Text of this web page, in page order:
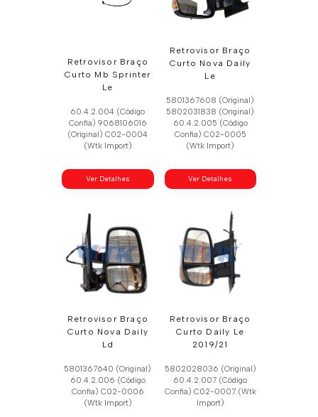
Retrovisor Braço
Curto Mb Sprinter
Le
60.4.2.004 (Código
Confia) 9068106016
(Original) C02-0004
(Wtk Import)
Ver Detalhes
Retrovisor Braço
Curto Nova Daily
Le
5801367608 (Original)
5802031838 (Original)
60.4.2.005 (Código
Confia) C02-0005
(Wtk Import)
Ver Detalhes
Retrovisor Braço
Curto Nova Daily
Ld
5801367640 (Original)
60.4.2.006 (Código
Confia) C02-0006
(Wtk Import)
Retrovisor Braço
Curto Daily Le
2019/21
5802028036 (Original)
60.4.2.007 (Código
Confia) C02-0007 (Wtk
Import)